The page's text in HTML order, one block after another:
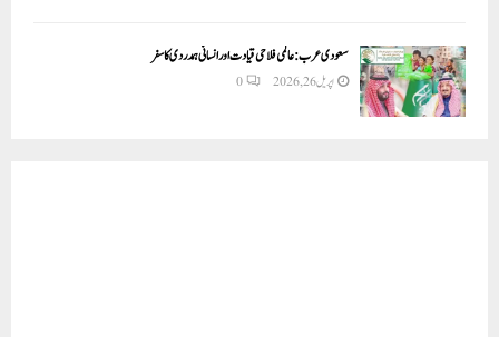
سعودی عرب: عالمی فلاحی قیادت اور انسانی ہمدردی کا سفر
اپریل 26, 2026 0